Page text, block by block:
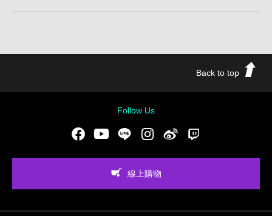
Back to top
Follow Us
FacebookYoutubeLINE Instgram新浪微博
線上購物